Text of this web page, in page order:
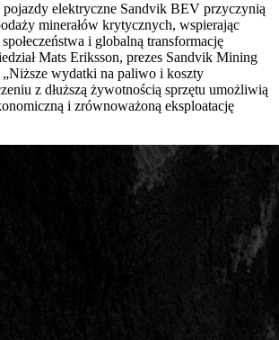
pojazdy elektryczne Sandvik BEV przyczynią
minerałów krytycznych, wspierając
i globalną transformację
Mats Eriksson, prezes Sandvik Mining
wydatki na paliwo i koszty
z dłuższą żywotnością sprzętu umożliwią
i zrównoważoną eksploatację